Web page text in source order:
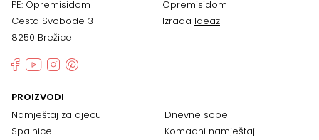
PE: Opremisidom
Cesta Svobode 31
8250 Brežice
Opremisidom
Izrada Ideaz
PROIZVODI
Namještaj za djecu
Spalnice
Dnevne sobe
Komadni namještaj